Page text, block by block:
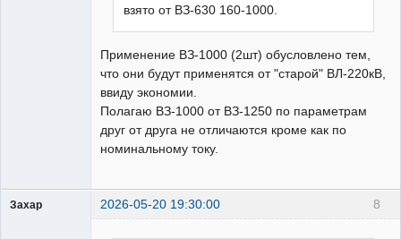
взято от ВЗ-630 160-1000.
Применение ВЗ-1000 (2шт) обусловлено тем,
что они будут применятся от "старой" ВЛ-220кВ,
ввиду экономии.
Полагаю ВЗ-1000 от ВЗ-1250 по параметрам
друг от друга не отличаются кроме как по
номинальному току.
8
Захар 2026-05-20 19:30:00